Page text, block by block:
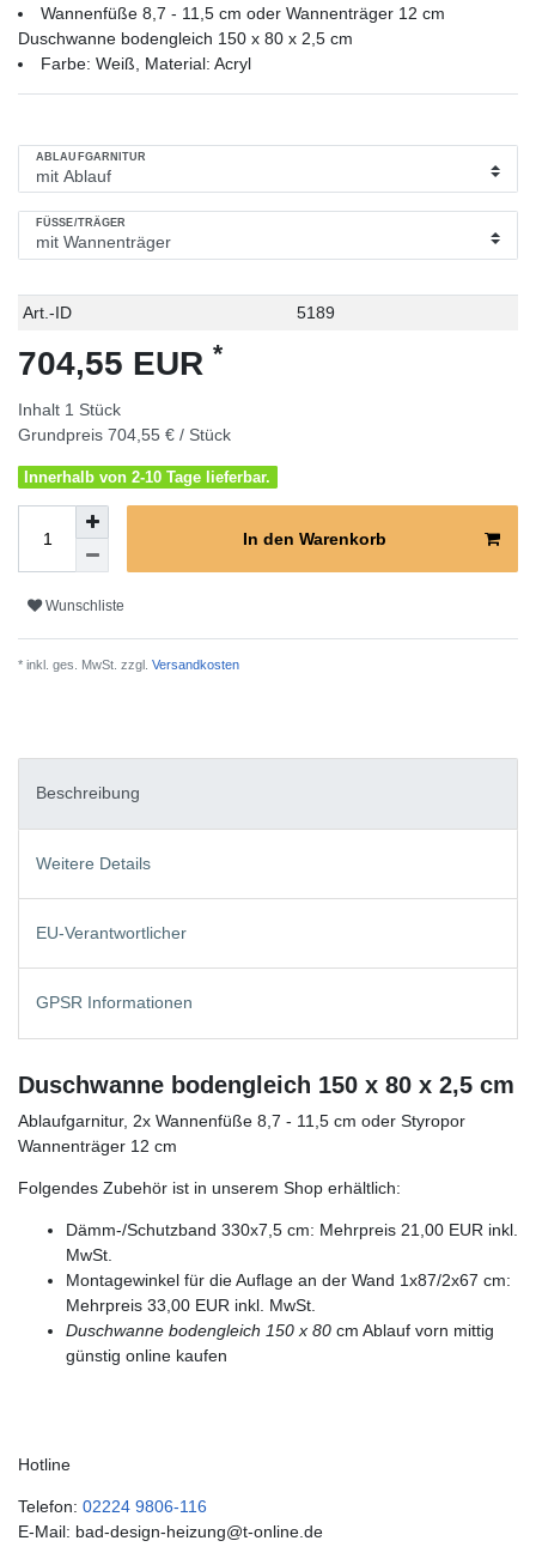
Wannenfüße 8,7 - 11,5 cm oder Wannenträger 12 cm
Duschwanne bodengleich 150 x 80 x 2,5 cm
Farbe: Weiß, Material: Acryl
ABLAUFGARNITUR
FÜSSE/TRÄGER
Technisches
Wert
Art.-ID 5189
704,55 EUR *
Inhalt 1 Stück
Grundpreis 704,55 € / Stück
Innerhalb von 2-10 Tage lieferbar.
In den Warenkorb
Wunschliste
* inkl. ges. MwSt. zzgl. Versandkosten
Beschreibung
Weitere Details
EU-Verantwortlicher
GPSR Informationen
Duschwanne bodengleich 150 x 80 x 2,5 cm
Ablaufgarnitur, 2x Wannenfüße 8,7 - 11,5 cm oder Styropor
Wannenträger 12 cm
Folgendes Zubehör ist in unserem Shop erhältlich:
Dämm-/Schutzband 330x7,5 cm: Mehrpreis 21,00 EUR inkl.
MwSt.
Montagewinkel für die Auflage an der Wand 1x87/2x67 cm:
Mehrpreis 33,00 EUR inkl. MwSt.
Duschwanne bodengleich 150 x 80 cm Ablauf vorn mittig
günstig online kaufen
Hotline
Telefon: 02224 9806-116
E-Mail: bad-design-heizung@t-online.de